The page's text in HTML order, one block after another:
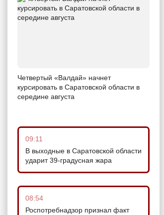
Четвертый «Валдай» начнет
курсировать в Саратовской области в
середине августа
09:11
В выходные в Саратовской области
ударит 39-градусная жара
08:54
Роспотребнадзор признал факт